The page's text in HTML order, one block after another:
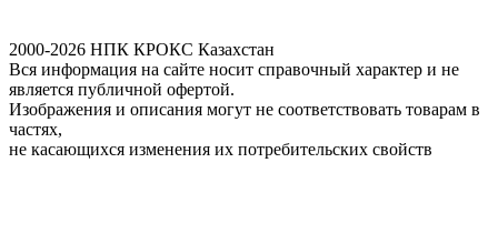
2000-2026 НПК КРОКС Казахстан
Вся информация на сайте носит справочный характер и не
является публичной офертой.
Изображения и описания могут не соответствовать товарам в
частях,
не касающихся изменения их потребительских свойств